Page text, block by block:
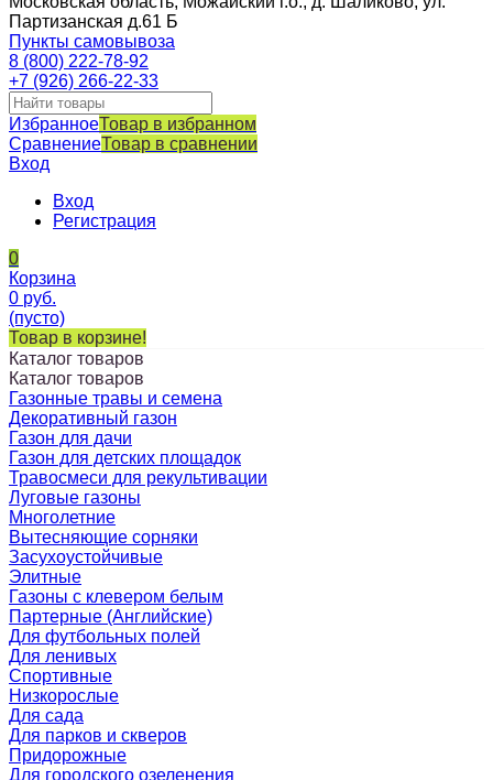
Партизанская д.61 Б
Пункты самовывоза
8 (800) 222-78-92
+7 (926) 266-22-33
ИзбранноеТовар в избранном
СравнениеТовар в сравнении
Вход
Вход
Регистрация
0
Корзина
0 руб.
(пусто)
Товар в корзине!
Каталог товаров
Каталог товаров
Газонные травы и семена
Декоративный газон
Газон для дачи
Газон для детских площадок
Травосмеси для рекультивации
Луговые газоны
Многолетние
Вытесняющие сорняки
Засухоустойчивые
Элитные
Газоны с клевером белым
Партерные (Английские)
Для футбольных полей
Для ленивых
Спортивные
Низкорослые
Для сада
Для парков и скверов
Придорожные
Для городского озеленения